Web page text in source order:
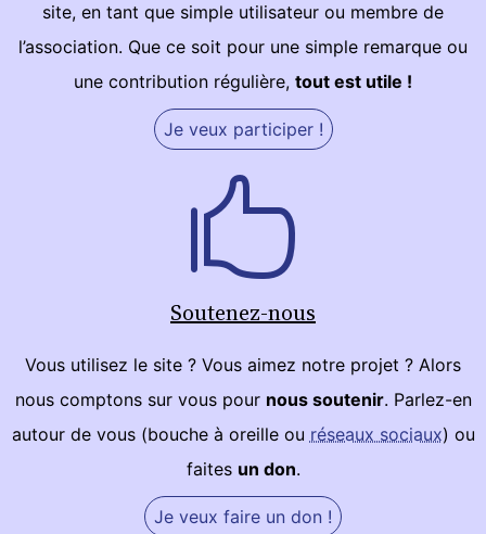
site, en tant que simple utilisateur ou membre de
l’association. Que ce soit pour une simple remarque ou
une contribution régulière, tout est utile !
Je veux participer !
Soutenez-nous
Vous utilisez le site ? Vous aimez notre projet ? Alors
nous comptons sur vous pour nous soutenir. Parlez-en
autour de vous (bouche à oreille ou réseaux sociaux) ou
faites un don.
Je veux faire un don !